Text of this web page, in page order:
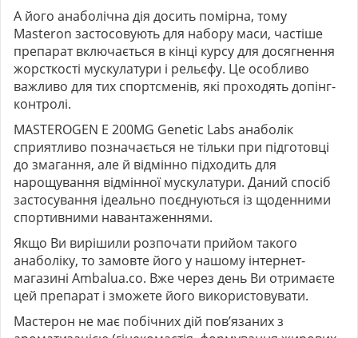
А його анаболічна дія досить помірна, тому
Masteron застосовують для набору маси, частіше
препарат включається в кінці курсу для досягнення
жорсткості мускулатури і рельєфу. Це особливо
важливо для тих спортсменів, які проходять допінг-
контролі.
MASTEROGEN E 200MG Genetic Labs анаболік
сприятливо позначається не тільки при підготовці
до змагання, але й відмінно підходить для
нарощування відмінної мускулатури. Даний спосіб
застосування ідеально поєднуються із щоденними
спортивними навантаженнями.
Якщо Ви вирішили розпочати прийом такого
анаболіку, то замовте його у нашому інтернет-
магазині Ambalua.co. Вже через день Ви отримаєте
цей препарат і зможете його використовувати.
Мастерон не має побічних дій пов’язаних з